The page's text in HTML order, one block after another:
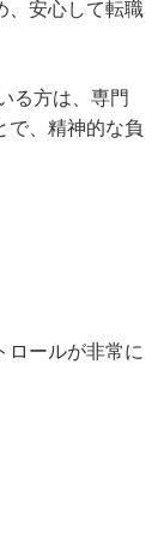
、安心して転職
る方は、専門
で、精神的な負
ロールが非常に